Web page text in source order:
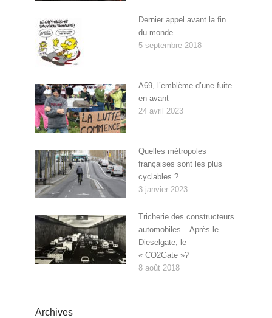
Dernier appel avant la fin
du monde…
5 septembre 2018
A69, l’emblème d’une fuite
en avant
24 avril 2023
Quelles métropoles
françaises sont les plus
cyclables ?
3 janvier 2023
Tricherie des constructeurs
automobiles – Après le
Dieselgate, le
« CO2Gate »?
8 août 2018
Archives